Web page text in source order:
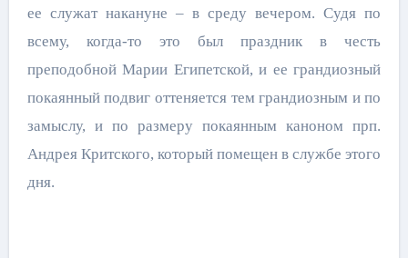
ее служат накануне – в среду вечером. Судя по
всему, когда-то это был праздник в честь
преподобной Марии Египетской, и ее грандиозный
покаянный подвиг оттеняется тем грандиозным и по
замыслу, и по размеру покаянным каноном прп.
Андрея Критского, который помещен в службе этого
дня.